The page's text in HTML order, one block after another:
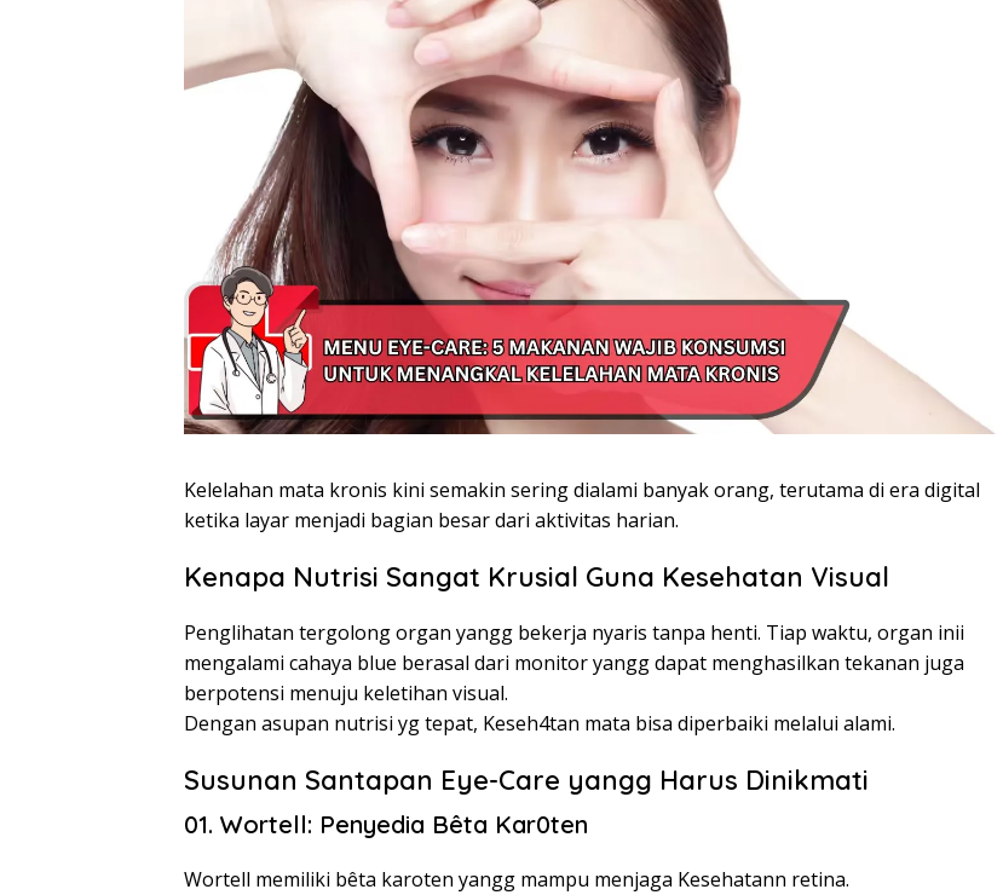
Kelelahan mata kronis kini semakin sering dialami banyak orang, terutama di era digital
ketika layar menjadi bagian besar dari aktivitas harian.
Kenapa Nutrisi Sangat Krusial Guna Kesehatan Visual
Penglihatan tergolong organ yangg bekerja nyaris tanpa henti. Tiap waktu, organ inii
mengalami cahaya blue berasal dari monitor yangg dapat menghasilkan tekanan juga
berpotensi menuju keletihan visual.
Dengan asupan nutrisi yg tepat, Keseh4tan mata bisa diperbaiki melalui alami.
Susunan Santapan Eye-Care yangg Harus Dinikmati
01. Wortell: Penyedia Bêta Kar0ten
Wortell memiliki bêta karoten yangg mampu menjaga Kesehatann retina.